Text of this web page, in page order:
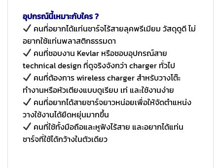
อุปกรณ์นี้เหมาะกับใคร ?
คนที่อยากได้แท่นชาร์จไร้สายลุคพรีเมียม วัสดุดูดี ไม่
อยากใช้แท่นพลาสติกธรรมดา
คนที่ชอบงาน Kevlar หรือชอบอุปกรณ์สาย
technical design ที่ดูจริงจังกว่า charger ทั่วไป
คนที่ต้องการ wireless charger สำหรับวางโต๊ะ
ทำงานหรือหัวเตียงแบบดูเรียบ เท่ และใช้งานง่าย
คนที่อยากได้สายชาร์จยาวหน่อยเพื่อให้จัดตำแหน่ง
วางใช้งานได้ยืดหยุ่นมากขึ้น
คนที่ใช้ทั้งมือถือและหูฟังไร้สาย และอยากได้แท่น
ชาร์จที่ใช้ได้กว้างในตัวเดียว